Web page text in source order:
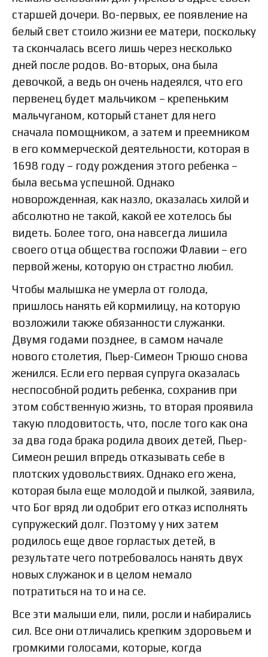
старшей дочери. Во-первых, ее появление на
белый свет стоило жизни ее матери, поскольку
та скончалась всего лишь через несколько
дней после родов. Во-вторых, она была
девочкой, а ведь он очень надеялся, что его
первенец будет мальчиком – крепеньким
мальчуганом, который станет для него
сначала помощником, а затем и преемником
в его коммерческой деятельности, которая в
1698 году – году рождения этого ребенка –
была весьма успешной. Однако
новорожденная, как назло, оказалась хилой и
абсолютно не такой, какой ее хотелось бы
видеть. Более того, она навсегда лишила
своего отца общества госпожи Флавии – его
первой жены, которую он страстно любил.
Чтобы малышка не умерла от голода,
пришлось нанять ей кормилицу, на которую
возложили также обязанности служанки.
Двумя годами позднее, в самом начале
нового столетия, Пьер-Симеон Трюшо снова
женился. Если его первая супруга оказалась
неспособной родить ребенка, сохранив при
этом собственную жизнь, то вторая проявила
такую плодовитость, что, после того как она
за два года брака родила двоих детей, Пьер-
Симеон решил впредь отказывать себе в
плотских удовольствиях. Однако его жена,
которая была еще молодой и пылкой, заявила,
что Бог вряд ли одобрит его отказ исполнять
супружеский долг. Поэтому у них затем
родилось еще двое горластых детей, в
результате чего потребовалось нанять двух
новых служанок и в целом немало
потратиться на то и на се.
Все эти малыши ели, пили, росли и набирались
сил. Все они отличались крепким здоровьем и
громкими голосами, которые, когда